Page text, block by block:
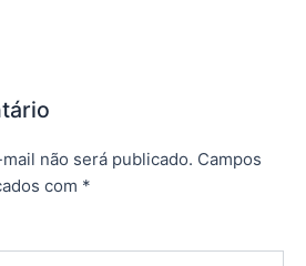
não será publicado. Campos
com *